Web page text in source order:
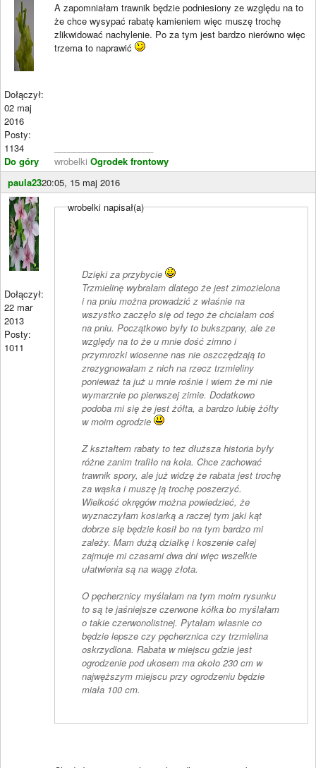
Dołączył:
02 maj
2016
Posty:
1134
Do góry
A zapomniałam trawnik będzie podniesiony ze względu na to
że chce wysypać rabatę kamieniem więc muszę trochę
zlikwidować nachylenie. Po za tym jest bardzo nierówno więc
trzema to naprawić
wrobelki Ogrodek frontowy
paula2320:05, 15 maj 2016
Dołączył:
22 mar
2013
Posty:
1011
wrobelki napisał(a)
Dzięki za przybycie
Trzmielinę wybrałam dlatego że jest zimozielona
i na pniu można prowadzić z właśnie na
wszystko zaczęło się od tego że chciałam coś
na pniu. Początkowo były to bukszpany, ale ze
względy na to że u mnie dość zimno i
przymrozki wiosenne nas nie oszczędzają to
zrezygnowałam z nich na rzecz trzmieliny
ponieważ ta już u mnie rośnie i wiem że mi nie
wymarznie po pierwszej zimie. Dodatkowo
podoba mi się że jest żółta, a bardzo lubię żółty
w moim ogrodzie
Z kształtem rabaty to tez dłuższa historia były
różne zanim trafiło na koła. Chce zachować
trawnik spory, ale już widzę że rabata jest trochę
za wąska i muszę ją trochę poszerzyć.
Wielkość okręgów można powiedzieć, że
wyznaczyłam kosiarką a raczej tym jaki kąt
dobrze się będzie kosił bo na tym bardzo mi
zależy. Mam dużą działkę i koszenie całej
zajmuje mi czasami dwa dni więc wszelkie
ułatwienia są na wagę złota.
O pęcherznicy myślałam na tym moim rysunku
to są te jaśniejsze czerwone kółka bo myślałam
o takie czerwonolistnej. Pytałam własnie co
będzie lepsze czy pęcherznica czy trzmielina
oskrzydlona. Rabata w miejscu gdzie jest
ogrodzenie pod ukosem ma około 230 cm w
najwęższym miejscu przy ogrodzeniu będzie
miała 100 cm.